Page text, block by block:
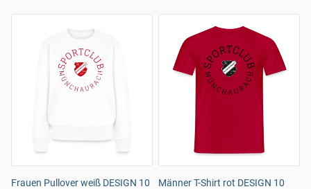
Frauen Pullover weiß DESIGN 10
Männer T-Shirt rot DESIGN 10